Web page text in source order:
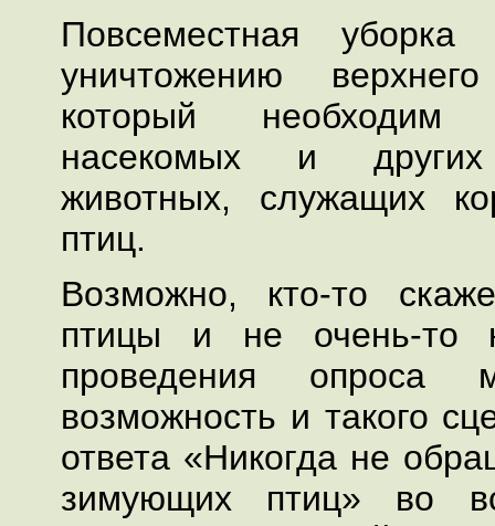
Повсеместная
уничтожению
который
насекомых и других
животных, служащих
птиц.
Возможно, кто-то
птицы и не очень-то
проведения опроса
возможность и такого
ответа «Никогда не
зимующих птиц» во